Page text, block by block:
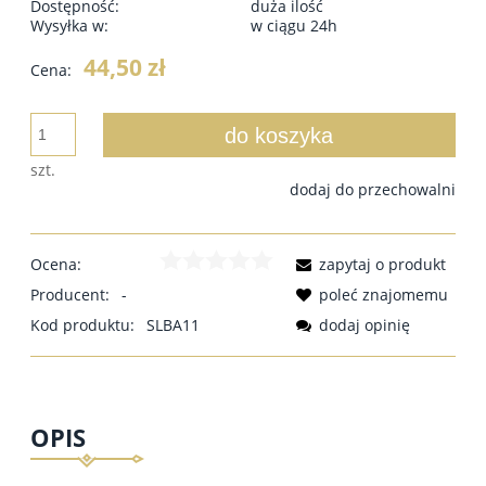
Dostępność:
duża ilość
Wysyłka w:
w ciągu 24h
Cena: 44,50 zł
szt.
do koszyka
dodaj do przechowalni
Ocena:
Producent:
-
Kod produktu:
SLBA11
zapytaj o produkt
poleć znajomemu
dodaj opinię
OPIS